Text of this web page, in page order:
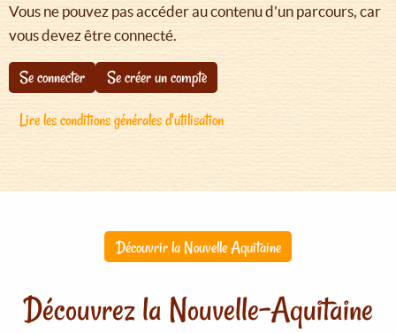
Vous ne pouvez pas accéder au contenu d'un parcours, car
vous devez être connecté.
Se connecter
Se créer un compte
Lire les conditions générales d'utilisation
Découvrir la Nouvelle Aquitaine
Découvrez la Nouvelle-Aquitaine